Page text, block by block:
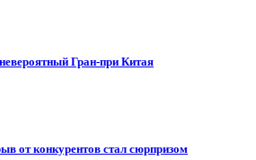
Гран-при Китая
от конкурентов стал сюрпризом